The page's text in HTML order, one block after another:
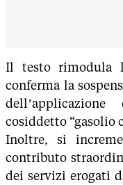
Il testo rimodula
conferma la
cosiddetto “gasolio
Inoltre, si
contributo
dei servizi erogati